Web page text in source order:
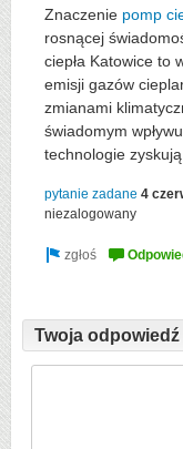
Znaczenie pomp
rosnącej
ciepła Katowice to
emisji gazów
zmianami
świadomym
technologie
pytanie zadane 4
niezalogowany
Twoja odpowiedź